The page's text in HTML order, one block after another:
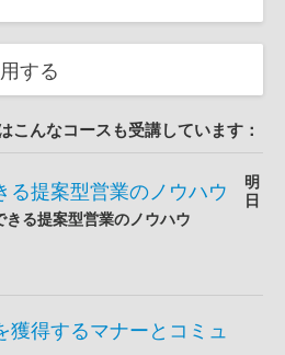
する
こんなコースも受講しています：
明
日
きる提案型営業のノウハウ